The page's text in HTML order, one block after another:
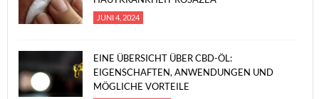
JUNI 4, 2024
EINE ÜBERSICHT ÜBER CBD-ÖL:
EIGENSCHAFTEN, ANWENDUNGEN UND
MÖGLICHE VORTEILE